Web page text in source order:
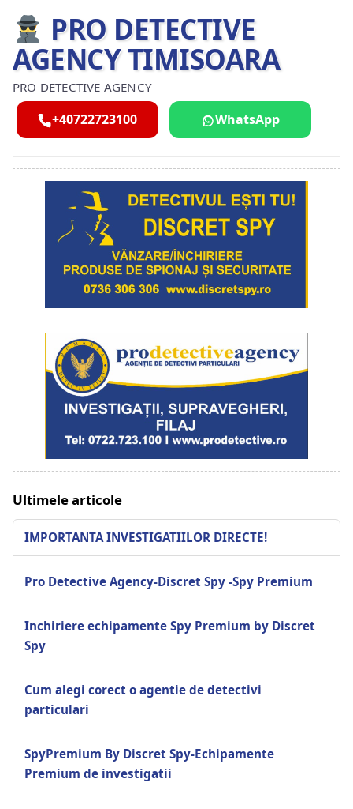
PRO DETECTIVE
AGENCY TIMISOARA
PRO DETECTIVE AGENCY
+40722723100 WhatsApp
Ultimele articole
IMPORTANTA INVESTIGATIILOR DIRECTE!
Pro Detective Agency-Discret Spy -Spy Premium
Inchiriere echipamente Spy Premium by Discret
Spy
Cum alegi corect o agentie de detectivi
particulari
SpyPremium By Discret Spy-Echipamente
Premium de investigatii